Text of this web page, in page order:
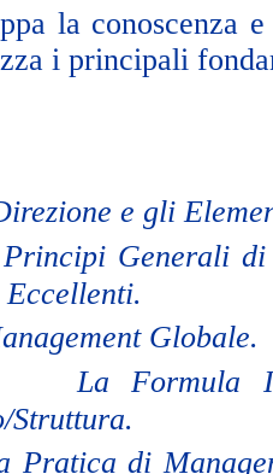
la conoscenza
i principali
e gli
Generali di
Eccellenti.
Globale.
La Formula
Struttura.
Pratica di